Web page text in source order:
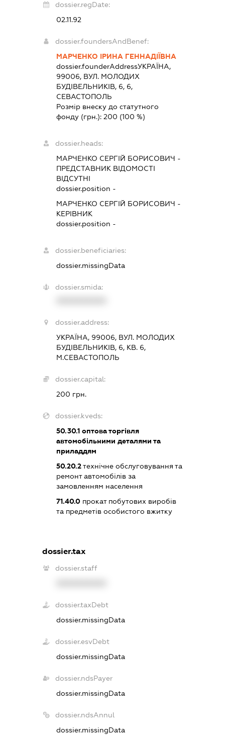
dossier.regDate:
02.11.92
dossier.foundersAndBenef:
МАРЧЕНКО ІРИНА ГЕННАДІЇВНА
dossier.founderAddressУКРАЇНА,
99006, ВУЛ. МОЛОДИХ
БУДІВЕЛЬНИКІВ, 6, 6,
СЕВАСТОПОЛЬ
Розмір внеску до статутного
фонду (грн.):200 (100 %)
dossier.heads:
МАРЧЕНКО СЕРГІЙ БОРИСОВИЧ -
ПРЕДСТАВНИК ВІДОМОСТІ
ВІДСУТНІ
dossier.position -
МАРЧЕНКО СЕРГІЙ БОРИСОВИЧ -
КЕРІВНИК
dossier.position -
dossier.beneficiaries:
dossier.missingData
dossier.smida:
dossier.address:
УКРАЇНА, 99006, ВУЛ. МОЛОДИХ
БУДІВЕЛЬНИКІВ, 6, КВ. 6,
М.СЕВАСТОПОЛЬ
dossier.capital:
200 грн.
dossier.kveds:
50.30.1 оптова торгівля
автомобільними деталями та
приладдям
50.20.2технічне обслуговування та
ремонт автомобілів за
замовленням населення
71.40.0 прокат побутових виробів
та предметів особистого вжитку
dossier.tax
dossier.staff
dossier.taxDebt
dossier.missingData
dossier.esvDebt
dossier.missingData
dossier.ndsPayer
dossier.missingData
dossier.ndsAnnul
dossier.missingData